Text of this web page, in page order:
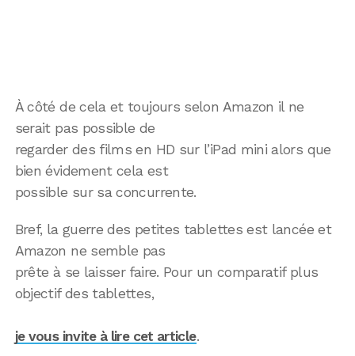
À côté de cela et toujours selon Amazon il ne
serait pas possible de
regarder des films en HD sur l’iPad mini alors que
bien évidement cela est
possible sur sa concurrente.
Bref, la guerre des petites tablettes est lancée et
Amazon ne semble pas
prête à se laisser faire. Pour un comparatif plus
objectif des tablettes,
je vous invite à lire cet article.